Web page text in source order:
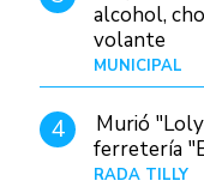
alcohol,
volante
MUNICIPAL
4
Murió
ferretería
RADA TILLY